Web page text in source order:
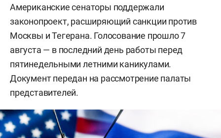
Американские сенаторы поддержали
законопроект, расширяющий санкции против
Москвы и Тегерана. Голосование прошло 7
августа — в последний день работы перед
пятинедельными летними каникулами.
Документ передан на рассмотрение палаты
представителей.